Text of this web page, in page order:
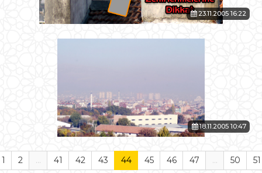
23.11.2005 16:22
18.11.2005 10:47
1 2 ... 41 42 43 44 45 46 47 ... 50 51